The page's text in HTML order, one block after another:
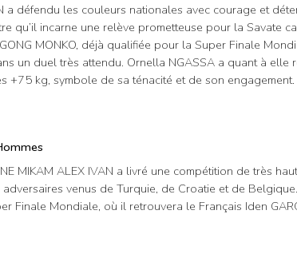
a défendu les couleurs nationales avec courage et
qu’il incarne une relève prometteuse pour la Savate
MONKO, déjà qualifiée pour la Super Finale
un duel très attendu. Ornella NGASSA a quant à elle
+75 kg, symbole de sa ténacité et de son engagement.
MIKAM ALEX IVAN a livré une compétition de très
venus de Turquie, de Croatie et de
Finale Mondiale, où il retrouvera le Français Iden